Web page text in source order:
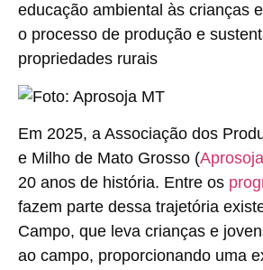
educação ambiental às crianças
o processo de produção e
propriedades rurais
Em 2025, a Associação dos
e Milho de Mato Grosso (
20 anos de história. Entre os
fazem parte dessa trajetória
Campo, que leva crianças e
ao campo, proporcionando uma